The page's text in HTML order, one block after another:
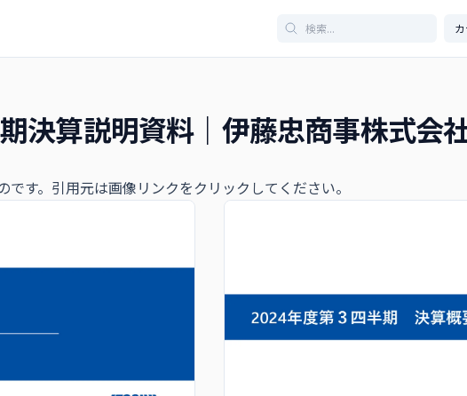
決算説明資料｜伊藤忠商事株式会
す。引用元は画像リンクをクリックしてください。